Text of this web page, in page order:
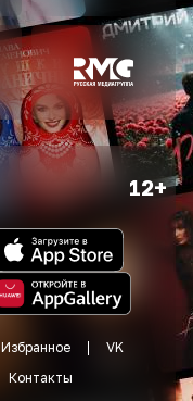
12+
Избранное
VK
Контакты